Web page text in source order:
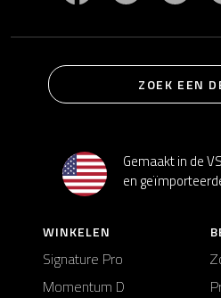
Gemaakt in de
en
ZOEK EEN
WINKELEN
Signature Pro
Momentum D